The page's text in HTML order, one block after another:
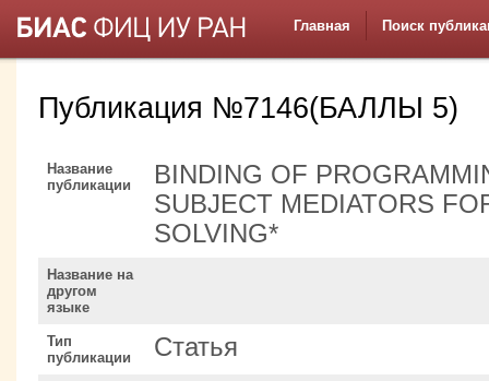
Главная Поиск
Публикация №7146(БАЛЛЫ 5)
Название
публикации
BINDING OF
SUBJECT MEDIATORS
SOLVING*
Название на
другом
языке
Тип
публикации
Статья